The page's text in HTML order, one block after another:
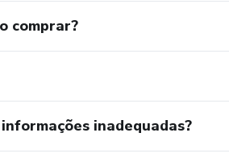
comprar?
inadequadas?